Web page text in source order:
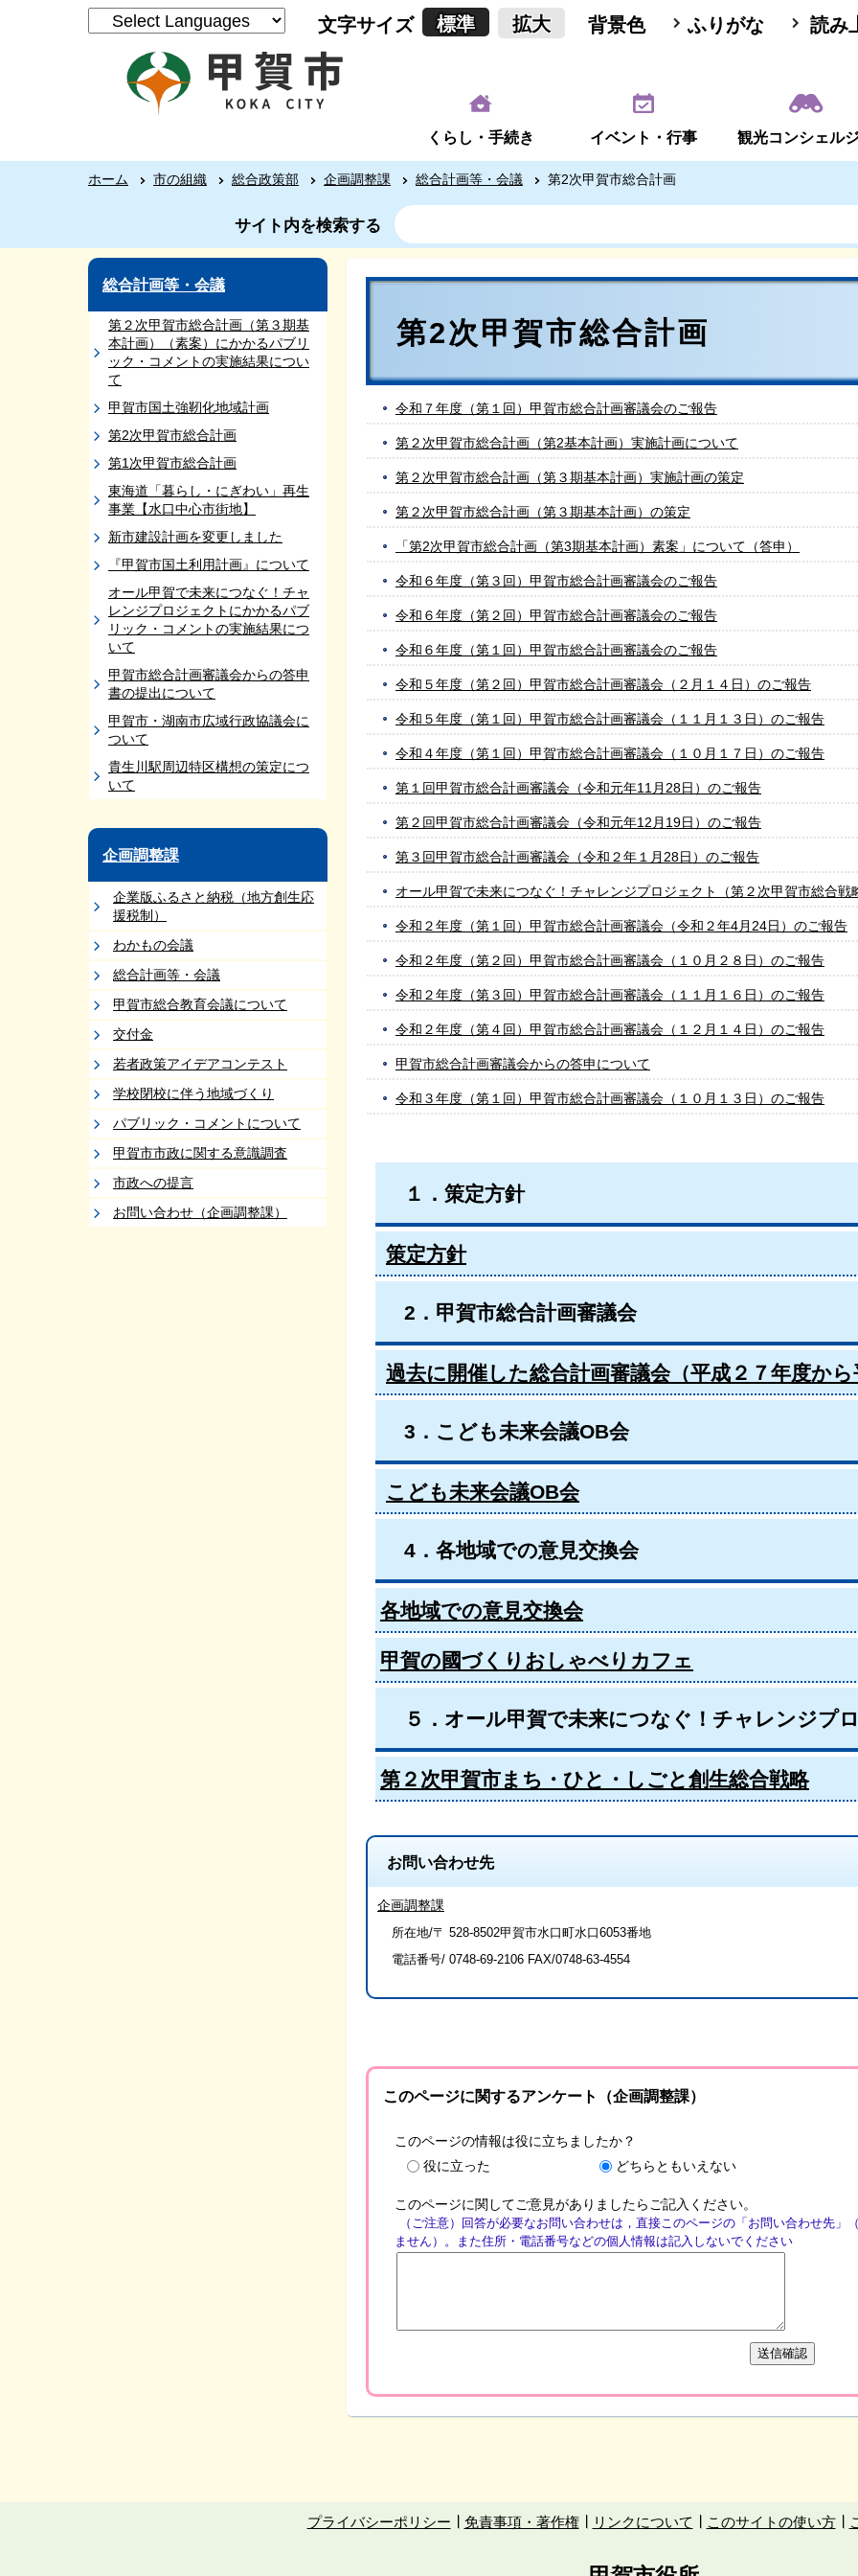
文字サイズ 標準 拡大 背景色 ふりがな 読み
くらし・手続き イベント・行事 観光コンシェル
ホーム 市の組織 総合政策部 企画調整課 総合計画等・会議 第2次甲賀市総合計画
サイト内を検索する
総合計画等・会議
第２次甲賀市総合計画（第３期基
本計画）（素案）にかかるパブリ
ック・コメントの実施結果につい
て
甲賀市国土強靭化地域計画
第2次甲賀市総合計画
第1次甲賀市総合計画
東海道「暮らし・にぎわい」再生
事業【水口中心市街地】
新市建設計画を変更しました
『甲賀市国土利用計画』について
オール甲賀で未来につなぐ！チャ
レンジプロジェクトにかかるパブ
リック・コメントの実施結果につ
いて
甲賀市総合計画審議会からの答申
書の提出について
甲賀市・湖南市広域行政協議会に
ついて
貴生川駅周辺特区構想の策定につ
いて
企画調整課
企業版ふるさと納税（地方創生応
援税制）
わかもの会議
総合計画等・会議
甲賀市総合教育会議について
交付金
若者政策アイデアコンテスト
学校閉校に伴う地域づくり
パブリック・コメントについて
甲賀市市政に関する意識調査
市政への提言
お問い合わせ（企画調整課）
第2次甲賀市総合計画
令和７年度（第１回）甲賀市総合計画審議会のご報告
第２次甲賀市総合計画（第2基本計画）実施計画について
第２次甲賀市総合計画（第３期基本計画）実施計画の策定
第２次甲賀市総合計画（第３期基本計画）の策定
「第2次甲賀市総合計画（第3期基本計画）素案」について（答申）
令和６年度（第３回）甲賀市総合計画審議会のご報告
令和６年度（第２回）甲賀市総合計画審議会のご報告
令和６年度（第１回）甲賀市総合計画審議会のご報告
令和５年度（第２回）甲賀市総合計画審議会（２月１４日）のご報告
令和５年度（第１回）甲賀市総合計画審議会（１１月１３日）のご報告
令和４年度（第１回）甲賀市総合計画審議会（１０月１７日）のご報告
第１回甲賀市総合計画審議会（令和元年11月28日）のご報告
第２回甲賀市総合計画審議会（令和元年12月19日）のご報告
第３回甲賀市総合計画審議会（令和２年１月28日）のご報告
オール甲賀で未来につなぐ！チャレンジプロジェクト（第２次甲賀市総合戦
令和２年度（第１回）甲賀市総合計画審議会（令和２年4月24日）のご報告
令和２年度（第２回）甲賀市総合計画審議会（１０月２８日）のご報告
令和２年度（第３回）甲賀市総合計画審議会（１１月１６日）のご報告
令和２年度（第４回）甲賀市総合計画審議会（１２月１４日）のご報告
甲賀市総合計画審議会からの答申について
令和３年度（第１回）甲賀市総合計画審議会（１０月１３日）のご報告
１．策定方針
策定方針
2．甲賀市総合計画審議会
過去に開催した総合計画審議会（平成２７年度か
3．こども未来会議OB会
こども未来会議OB会
4．各地域での意見交換会
各地域での意見交換会
甲賀の國づくりおしゃべりカフェ
５．オール甲賀で未来につなぐ！チャレンジプ
第２次甲賀市まち・ひと・しごと創生総合戦略
お問い合わせ先
企画調整課
所在地/〒 528-8502甲賀市水口町水口6053番地
電話番号/ 0748-69-2106 FAX/0748-63-4554
このページに関するアンケート（企画調整課）
このページの情報は役に立ちましたか？
役に立った
どちらともいえない
このページに関してご意見がありましたらご記入ください。
（ご注意）回答が必要なお問い合わせは，直接このページの「お問い合わせ先
ません）。また住所・電話番号などの個人情報は記入しないでください
プライバシーポリシー 免責事項・著作権 リンクについて このサイトの使い方